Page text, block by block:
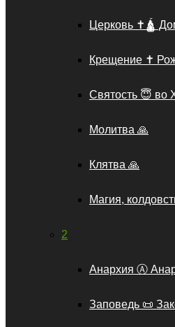
Церковь ✝️🛕
Крещение ✝️
Святость 😇 во
Молитва 🙏
Клятва 🙏
Магия,
2
Анархия Ⓐ
Заповедь 📜